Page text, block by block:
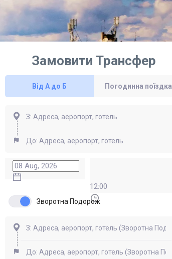
Замовити Трансфер
Від А до Б Погодинна поїздка
12:00
Зворотна Подорож